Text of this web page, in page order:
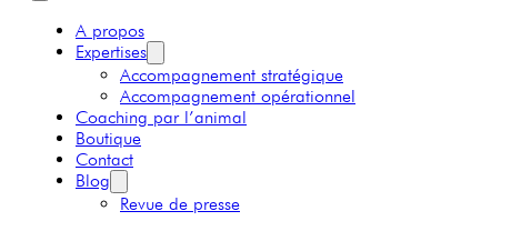
A propos
Expertises
Accompagnement stratégique
Accompagnement opérationnel
Coaching par l’animal
Boutique
Contact
Blog
Revue de presse